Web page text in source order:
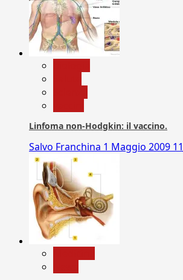
Linfoma non-Hodgkin: il vaccino.
Salvo Franchina 1 Maggio 2009 11